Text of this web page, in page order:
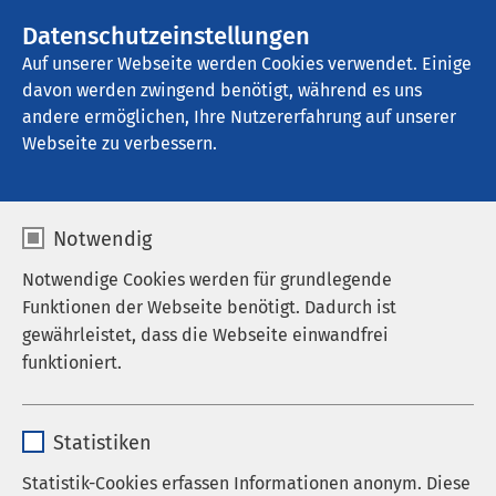
Datenschutzeinstellungen
Auf unserer Webseite werden Cookies verwendet. Einige
davon werden zwingend benötigt, während es uns
andere ermöglichen, Ihre Nutzererfahrung auf unserer
Webseite zu verbessern.
Notwendig
Notwendige Cookies werden für grundlegende
Funktionen der Webseite benötigt. Dadurch ist
gewährleistet, dass die Webseite einwandfrei
funktioniert.
Anbieter sgalinski
Statistiken
Statistik-Cookies erfassen Informationen anonym. Diese
AMEOS Pflege Heiligenhafen
Stationäre Pflege
Fachpflegeeinrichtung für
Menschen mit psychischer
Fachpflegeeinrichtung für